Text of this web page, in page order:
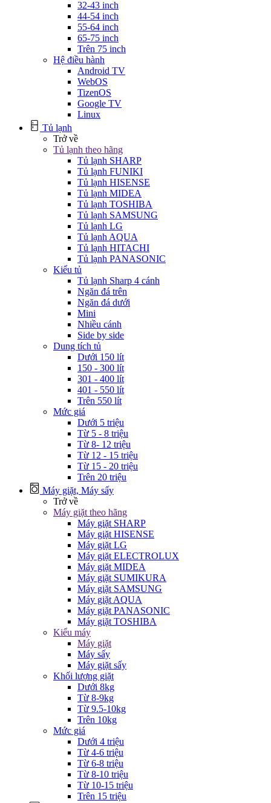
32-43 inch
44-54 inch
55-64 inch
65-75 inch
Trên 75 inch
Hệ điều hành
Android TV
WebOS
TizenOS
Google TV
Linux
Tủ lạnh
Trở về
Tủ lạnh theo hãng
Tủ lạnh SHARP
Tủ lạnh FUNIKI
Tủ lạnh HISENSE
Tủ lạnh MIDEA
Tủ lạnh TOSHIBA
Tủ lạnh SAMSUNG
Tủ lạnh LG
Tủ lạnh AQUA
Tủ lạnh HITACHI
Tủ lạnh PANASONIC
Kiểu tủ
Tủ lạnh Sharp 4 cánh
Ngăn đá trên
Ngăn đá dưới
Mini
Nhiều cánh
Side by side
Dung tích tủ
Dưới 150 lít
150 - 300 lít
301 - 400 lít
401 - 550 lít
Trên 550 lít
Mức giá
Dưới 5 triệu
Từ 5 - 8 triệu
Từ 8- 12 triệu
Từ 12 - 15 triệu
Từ 15 - 20 triệu
Trên 20 triệu
Máy giặt, Máy sấy
Trở về
Máy giặt theo hãng
Máy giặt SHARP
Máy giặt HISENSE
Máy giặt LG
Máy giặt ELECTROLUX
Máy giặt MIDEA
Máy giặt SUMIKURA
Máy giặt SAMSUNG
Máy giặt AQUA
Máy giặt PANASONIC
Máy giặt TOSHIBA
Kiểu máy
Máy giặt
Máy sấy
Máy giặt sấy
Khối lượng giặt
Dưới 8kg
Từ 8-9kg
Từ 9.5-10kg
Trên 10kg
Mức giá
Dưới 4 triệu
Từ 4-6 triệu
Từ 6-8 triệu
Từ 8-10 triệu
Từ 10-15 triệu
Trên 15 triệu